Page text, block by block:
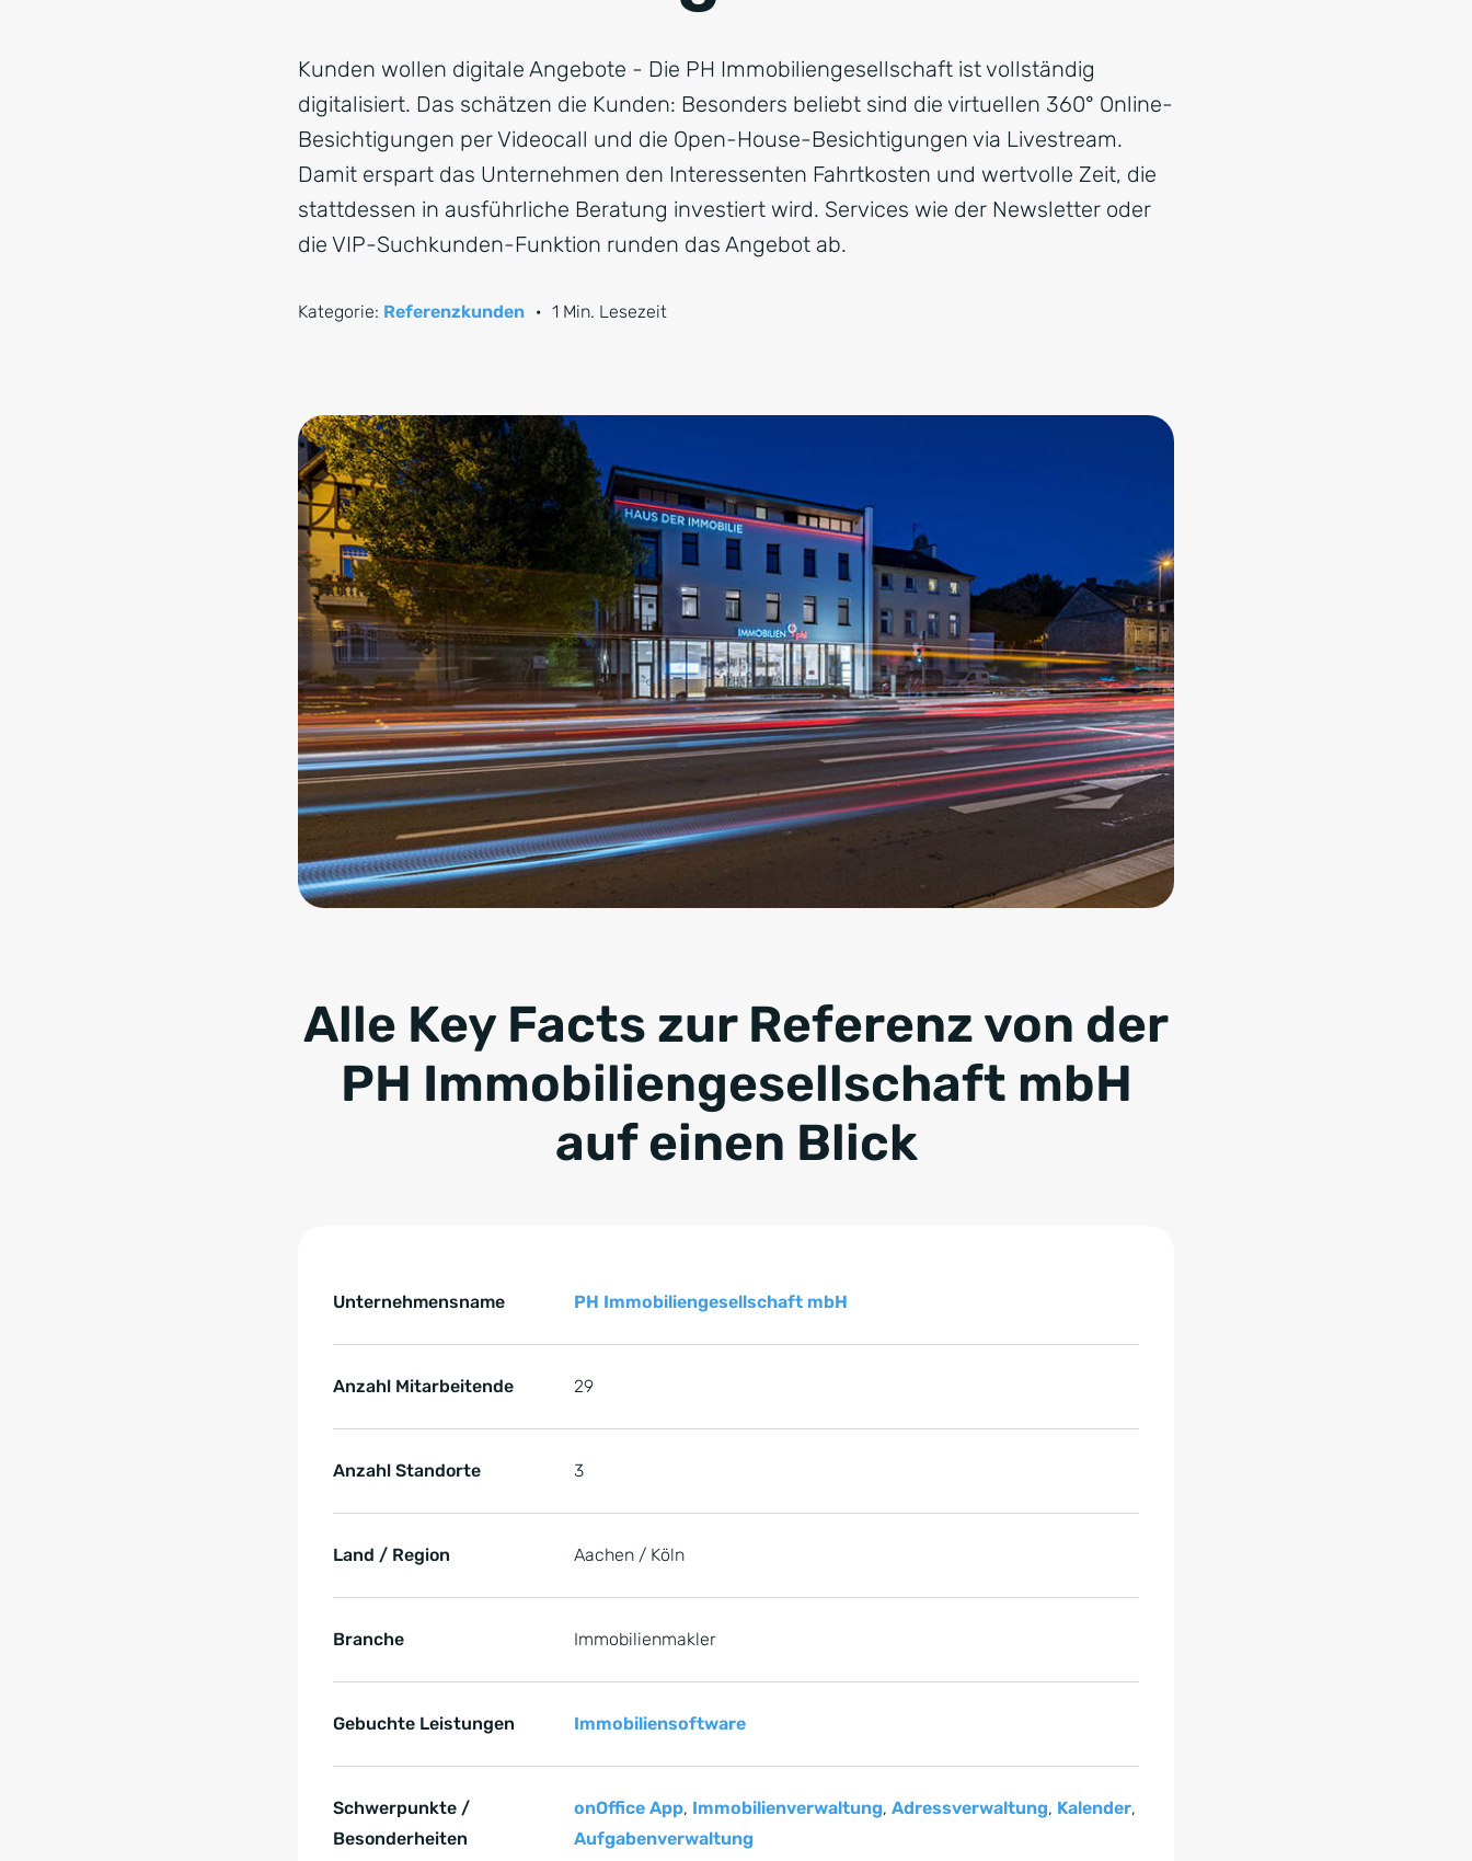
Kunden wollen digitale Angebote - Die PH Immobiliengesellschaft ist vollständig
digitalisiert. Das schätzen die Kunden: Besonders beliebt sind die virtuellen 360° Online-
Besichtigungen per Videocall und die Open-House-Besichtigungen via Livestream.
Damit erspart das Unternehmen den Interessenten Fahrtkosten und wertvolle Zeit, die
stattdessen in ausführliche Beratung investiert wird. Services wie der Newsletter oder
die VIP-Suchkunden-Funktion runden das Angebot ab.
Kategorie: Referenzkunden · 1 Min. Lesezeit
Alle Key Facts zur Referenz von der
PH Immobiliengesellschaft mbH
auf einen Blick
Unternehmensname
PH Immobiliengesellschaft mbH
Anzahl Mitarbeitende 29
Anzahl Standorte 3
Land / Region Aachen / Köln
Branche Immobilienmakler
Gebuchte Leistungen Immobiliensoftware
Schwerpunkte /
Besonderheiten
onOffice App, Immobilienverwaltung, Adressverwaltung, Kalender,
Aufgabenverwaltung